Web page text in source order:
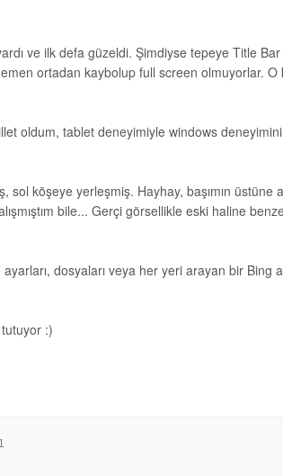
ve ilk defa güzeldi. Şimdiyse tepeye Title
ortadan kaybolup full screen olmuyorlar. O
oldum, tablet deneyimiyle windows deneyimini
sol köşeye yerleşmiş. Hayhay, başımın üstüne
bile... Gerçi görsellikle eski haline
dosyaları veya her yeri arayan bir Bing
:)